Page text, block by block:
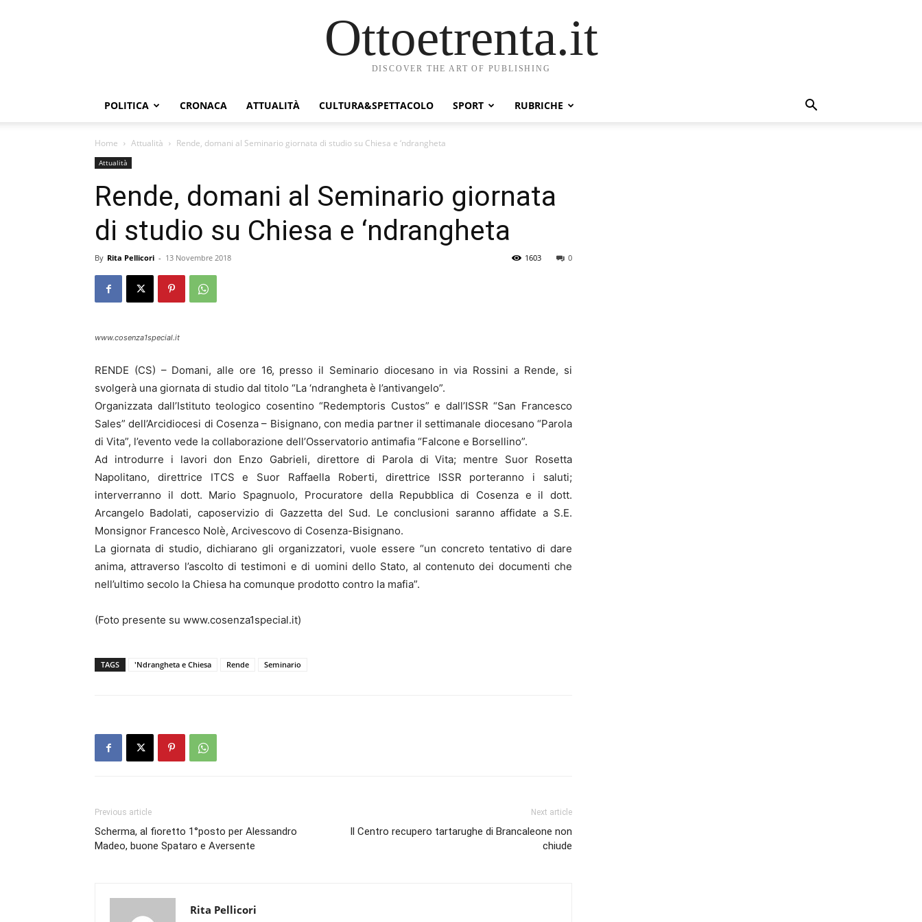
Ottoetrenta.it
DISCOVER THE ART OF PUBLISHING
POLITICA CRONACA ATTUALITÀ CULTURA&SPETTACOLO SPORT RUBRICHE
Home Attualità Rende, domani al Seminario giornata di studio su Chiesa e ‘ndrangheta
Attualità
Rende, domani al Seminario giornata
di studio su Chiesa e ‘ndrangheta
By Rita Pellicori - 13 Novembre 2018 0
1603
www.cosenza1special.it
RENDE (CS) – Domani, alle ore 16, presso il Seminario diocesano in via Rossini a Rende, si
svolgerà una giornata di studio dal titolo “La ‘ndrangheta è l’antivangelo”.
Organizzata dall’Istituto teologico cosentino “Redemptoris Custos” e dall’ISSR “San Francesco
Sales” dell’Arcidiocesi di Cosenza – Bisignano, con media partner il settimanale diocesano “Parola
di Vita”, l’evento vede la collaborazione dell’Osservatorio antimafia “Falcone e Borsellino”.
Ad introdurre i lavori don Enzo Gabrieli, direttore di Parola di Vita; mentre Suor Rosetta
Napolitano, direttrice ITCS e Suor Raffaella Roberti, direttrice ISSR porteranno i saluti;
interverranno il dott. Mario Spagnuolo, Procuratore della Repubblica di Cosenza e il dott.
Arcangelo Badolati, caposervizio di Gazzetta del Sud. Le conclusioni saranno affidate a S.E.
Monsignor Francesco Nolè, Arcivescovo di Cosenza-Bisignano.
La giornata di studio, dichiarano gli organizzatori, vuole essere “un concreto tentativo di dare
anima, attraverso l’ascolto di testimoni e di uomini dello Stato, al contenuto dei documenti che
nell’ultimo secolo la Chiesa ha comunque prodotto contro la mafia”.
(Foto presente su www.cosenza1special.it)
TAGS 'Ndrangheta e Chiesa Rende Seminario
Previous article
Scherma, al fioretto 1°posto per Alessandro
Madeo, buone Spataro e Aversente
Next article
Il Centro recupero tartarughe di Brancaleone non
chiude
Rita Pellicori